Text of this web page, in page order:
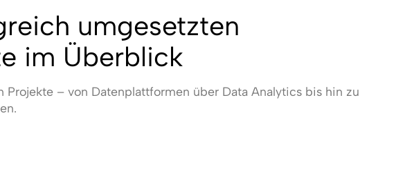
umgesetzten
im Überblick
Projekte – von Datenplattformen über Data Analytics bis hin zu